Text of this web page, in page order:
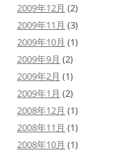
2009年12月 (2)
2009年11月 (3)
2009年10月 (1)
2009年9月 (2)
2009年2月 (1)
2009年1月 (2)
2008年12月 (1)
2008年11月 (1)
2008年10月 (1)